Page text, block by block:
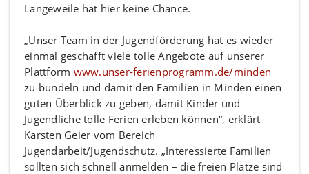
Langeweile hat hier keine Chance.
„Unser Team in der Jugendförderung hat es wieder
einmal geschafft viele tolle Angebote auf unserer
Plattform www.unser-ferienprogramm.de/minden
zu bündeln und damit den Familien in Minden einen
guten Überblick zu geben, damit Kinder und
Jugendliche tolle Ferien erleben können“, erklärt
Karsten Geier vom Bereich
Jugendarbeit/Jugendschutz. „Interessierte Familien
sollten sich schnell anmelden – die freien Plätze sind